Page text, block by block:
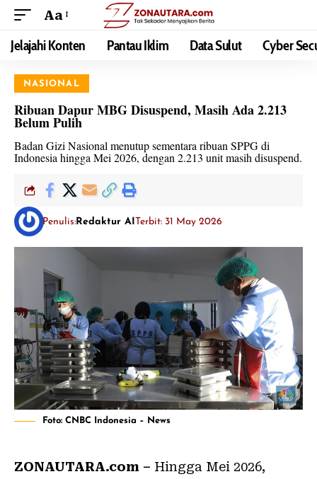
Aa
Jelajahi Konten Pantau Iklim Data Sulut Cyber
NASIONAL
Ribuan Dapur MBG Disuspend, Masih Ada 2.213
Belum Pulih
Badan Gizi Nasional menutup sementara ribuan SPPG di
Indonesia hingga Mei 2026, dengan 2.213 unit masih disuspend.
Penulis: Redaktur AITerbit: 31 May 2026
Foto: CNBC Indonesia – News
ZONAUTARA.com – Hingga Mei 2026,